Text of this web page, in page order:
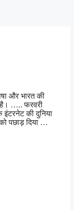
और भारत की
….. फरवरी
की दुनिया
पछाड़ दिया …